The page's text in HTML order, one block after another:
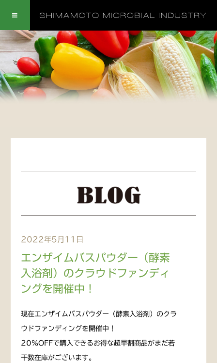
2022年5月11日
エンザイムバスパウダー（酵素
入浴剤）のクラウドファンディ
ングを開催中！
現在エンザイムバスパウダー（酵素入浴剤）のクラ
ウドファンディングを開催中！
20％OFFで購入できるお得な超早割商品がまだ若
干数在庫がございます。